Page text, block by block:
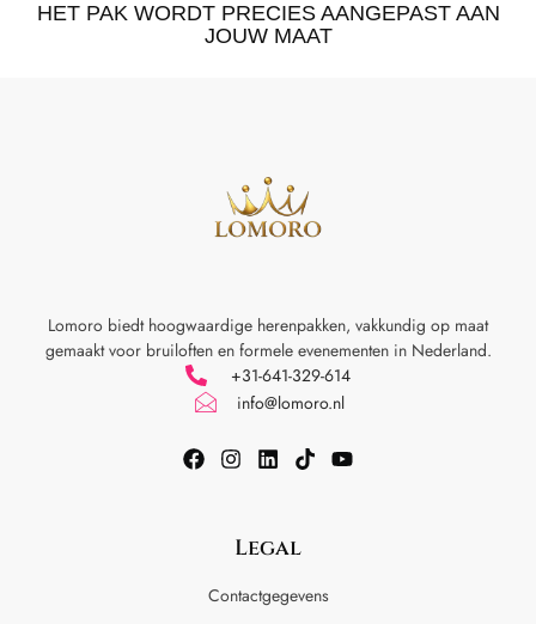
HET PAK WORDT PRECIES AANGEPAST AAN
JOUW MAAT
Lomoro biedt hoogwaardige herenpakken, vakkundig op maat
gemaakt voor bruiloften en formele evenementen in Nederland.
+31-641-329-614
info@lomoro.nl
Legal
Contactgegevens